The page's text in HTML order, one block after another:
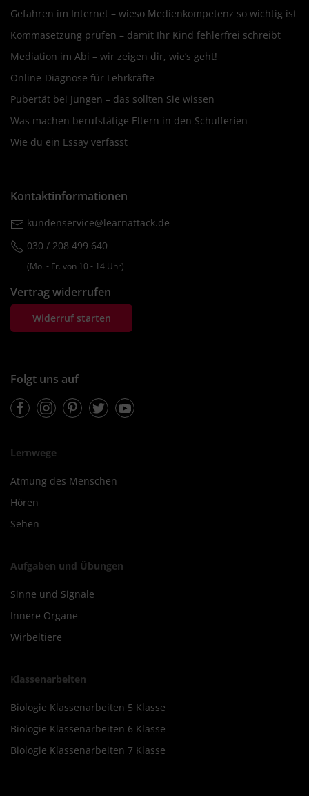
Gefahren im Internet – wieso Medienkompetenz so wichtig ist
Kommasetzung prüfen – damit Ihr Kind fehlerfrei schreibt
Mediation im Abi – wir zeigen dir, wie’s geht!
Online-Diagnose für Lehrkräfte
Pubertät bei Jungen – das sollten Sie wissen
Was machen berufstätige Eltern in den Schulferien
Wie du ein Essay verfasst
Kontaktinformationen
kundenservice@learnattack.de
030 / 208 499 640
(Mo. ‐ Fr. von 10 ‐ 14 Uhr)
Vertrag widerrufen
Widerruf starten
Folgt uns auf
FacebookInstagramPinterestTwitterYoutube
Lernwege
Atmung des Menschen
Hören
Sehen
Aufgaben und Übungen
Sinne und Signale
Innere Organe
Wirbeltiere
Klassenarbeiten
Biologie Klassenarbeiten 5 Klasse
Biologie Klassenarbeiten 6 Klasse
Biologie Klassenarbeiten 7 Klasse